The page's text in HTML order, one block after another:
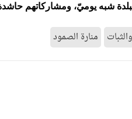
حيث كان حراك ثوّار البلدة شبه يوميّ،
منارة الصمود